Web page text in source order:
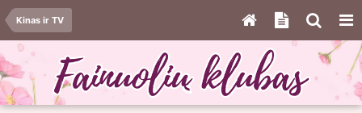
Kinas ir TV